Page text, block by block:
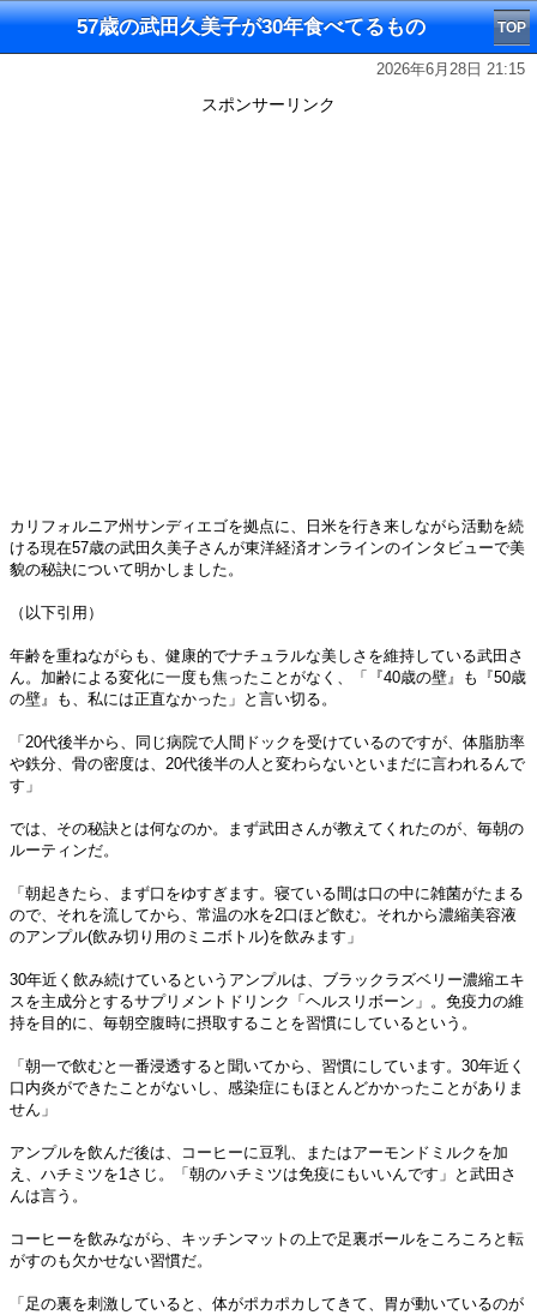
57歳の武田久美子が30年食べてるもの TOP
2026年6月28日 21:15
スポンサーリンク
カリフォルニア州サンディエゴを拠点に、日米を行き来しながら活動を続
ける現在57歳の武田久美子さんが東洋経済オンラインのインタビューで美
貌の秘訣について明かしました。
（以下引用）
年齢を重ねながらも、健康的でナチュラルな美しさを維持している武田さ
ん。加齢による変化に一度も焦ったことがなく、「『40歳の壁』も『50歳
の壁』も、私には正直なかった」と言い切る。
「20代後半から、同じ病院で人間ドックを受けているのですが、体脂肪率
や鉄分、骨の密度は、20代後半の人と変わらないといまだに言われるんで
す」
では、その秘訣とは何なのか。まず武田さんが教えてくれたのが、毎朝の
ルーティンだ。
「朝起きたら、まず口をゆすぎます。寝ている間は口の中に雑菌がたまる
ので、それを流してから、常温の水を2口ほど飲む。それから濃縮美容液
のアンプル(飲み切り用のミニボトル)を飲みます」
30年近く飲み続けているというアンプルは、ブラックラズベリー濃縮エキ
スを主成分とするサプリメントドリンク「ヘルスリボーン」。免疫力の維
持を目的に、毎朝空腹時に摂取することを習慣にしているという。
「朝一で飲むと一番浸透すると聞いてから、習慣にしています。30年近く
口内炎ができたことがないし、感染症にもほとんどかかったことがありま
せん」
アンプルを飲んだ後は、コーヒーに豆乳、またはアーモンドミルクを加
え、ハチミツを1さじ。「朝のハチミツは免疫にもいいんです」と武田さ
んは言う。
コーヒーを飲みながら、キッチンマットの上で足裏ボールをころころと転
がすのも欠かせない習慣だ。
「足の裏を刺激していると、体がポカポカしてきて、胃が動いているのが